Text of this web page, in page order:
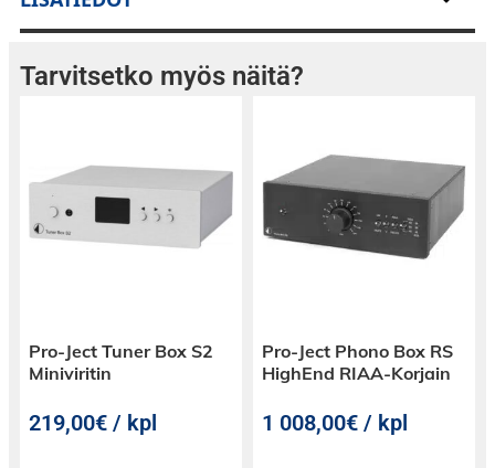
äänenlaadun.
Koe musiikki ja elokuvat uudella tavalla Bowers
& Wilkinsin kanssa.
äänimaailma!
Tarvitsetko myös näitä?
Pro-Ject Tuner Box S2
Miniviritin
219,00€ / kpl
Pro-Ject Phono Box RS
HighEnd RIAA-Korjain
1 008,00€ / kpl